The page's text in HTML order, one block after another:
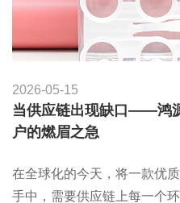
2026-05-15
当供应链出现缺口——鸿
户的燃眉之急
在全球化的今天，将一款优
手中，需要供应链上每一个